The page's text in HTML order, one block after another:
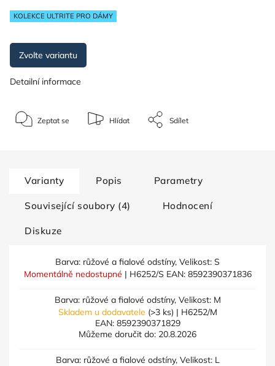
KOLEKCE ULTRITE PRO DÁMY
Zvolte variantu
Detailní informace
Zeptat se Hlídat Sdílet
Varianty Popis Parametry
Související soubory (4) Hodnocení
Diskuze
Barva: růžové a fialové odstíny, Velikost: S
Momentálně nedostupné | H6252/S EAN: 8592390371836
Barva: růžové a fialové odstíny, Velikost: M
Skladem u dodavatele (>3 ks) | H6252/M
EAN: 8592390371829
Můžeme doručit do: 20.8.2026
Barva: růžové a fialové odstíny, Velikost: L